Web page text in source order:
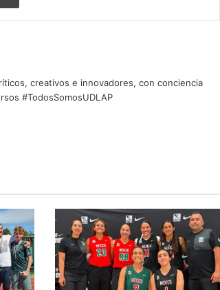
creativos e innovadores, con conciencia
#TodosSomosUDLAP